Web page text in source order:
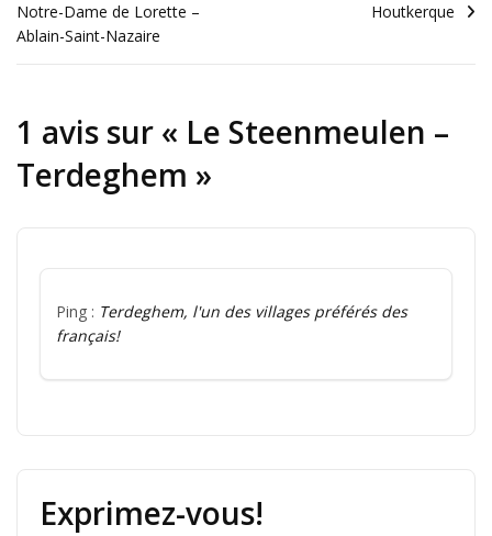
Notre-Dame de Lorette –
Ablain-Saint-Nazaire
Houtkerque
1 avis sur « Le Steenmeulen –
Terdeghem »
Ping : Terdeghem, l'un des villages préférés des
français!
Exprimez-vous!